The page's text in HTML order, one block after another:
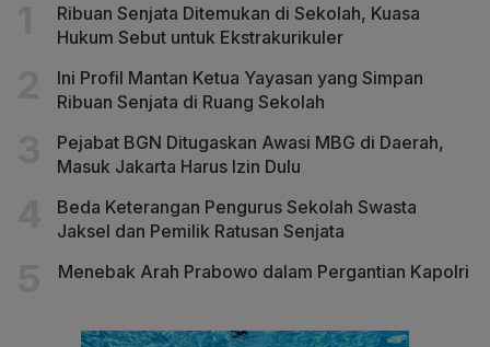
Ribuan Senjata Ditemukan di Sekolah, Kuasa
Hukum Sebut untuk Ekstrakurikuler
Ini Profil Mantan Ketua Yayasan yang Simpan
Ribuan Senjata di Ruang Sekolah
Pejabat BGN Ditugaskan Awasi MBG di Daerah,
Masuk Jakarta Harus Izin Dulu
Beda Keterangan Pengurus Sekolah Swasta
Jaksel dan Pemilik Ratusan Senjata
Menebak Arah Prabowo dalam Pergantian Kapolri